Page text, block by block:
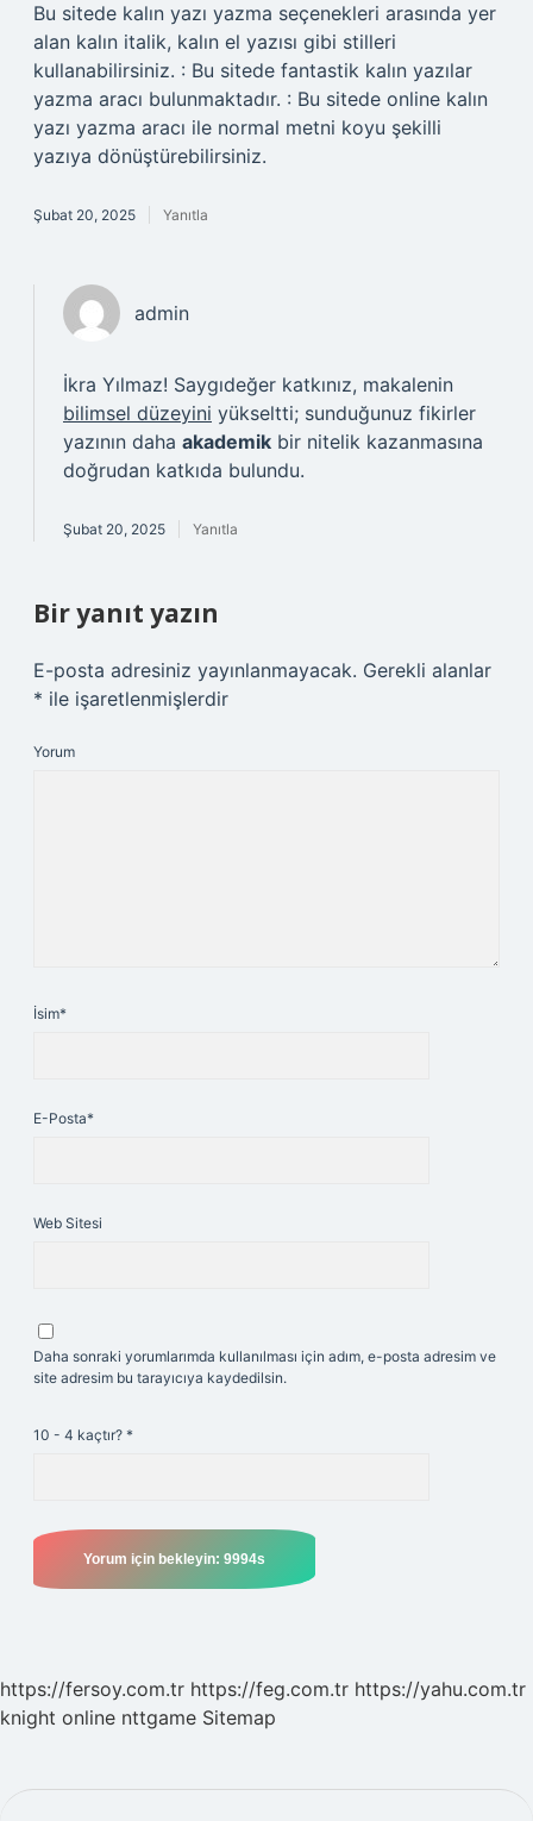
Bu sitede kalın yazı yazma seçenekleri arasında yer
alan kalın italik, kalın el yazısı gibi stilleri
kullanabilirsiniz. : Bu sitede fantastik kalın yazılar
yazma aracı bulunmaktadır. : Bu sitede online kalın
yazı yazma aracı ile normal metni koyu şekilli
yazıya dönüştürebilirsiniz.
Şubat 20, 2025 Yanıtla
admin
İkra Yılmaz! Saygıdeğer katkınız, makalenin
bilimsel düzeyini yükseltti; sunduğunuz fikirler
yazının daha akademik bir nitelik kazanmasına
doğrudan katkıda bulundu.
Şubat 20, 2025 Yanıtla
Bir yanıt yazın
E-posta adresiniz yayınlanmayacak. Gerekli alanlar
* ile işaretlenmişlerdir
Yorum
İsim*
E-Posta*
Web Sitesi
Daha sonraki yorumlarımda kullanılması için adım, e-posta adresim ve
site adresim bu tarayıcıya kaydedilsin.
10 - 4 kaçtır? *
https://fersoy.com.tr https://feg.com.tr https://yahu.com.tr
knight online nttgame Sitemap